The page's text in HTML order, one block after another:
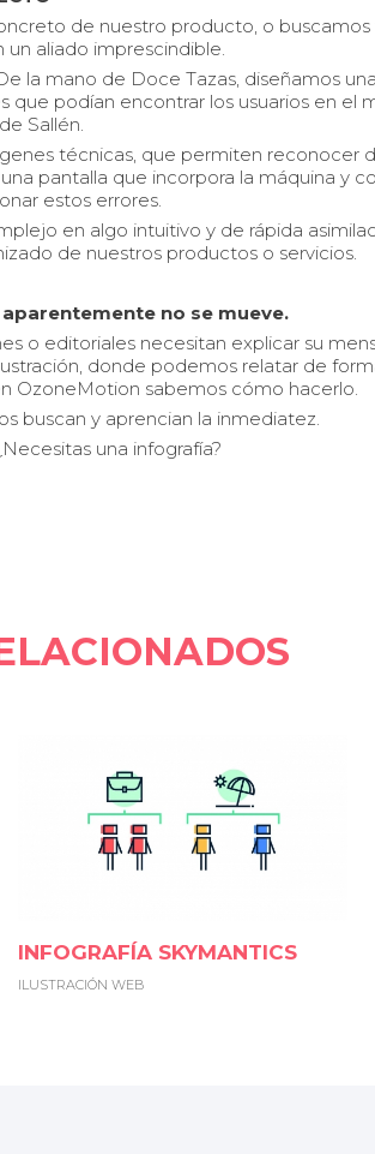
de nuestro producto, o buscamos
un aliado imprescindible.
la mano de Doce Tazas, diseñamos
podían encontrar los usuarios en el
Sallén.
técnicas, que permiten reconocer
pantalla que incorpora la máquina y
estos errores.
en algo intuitivo y de rápida
de nuestros productos o servicios.
no se mueve.
o editoriales necesitan explicar su
donde podemos relatar de
OzoneMotion sabemos cómo hacerlo.
buscan y aprencian la inmediatez.
una infografía?
INFOGRAFÍA SKYMANTICS
ILUSTRACIÓN WEB